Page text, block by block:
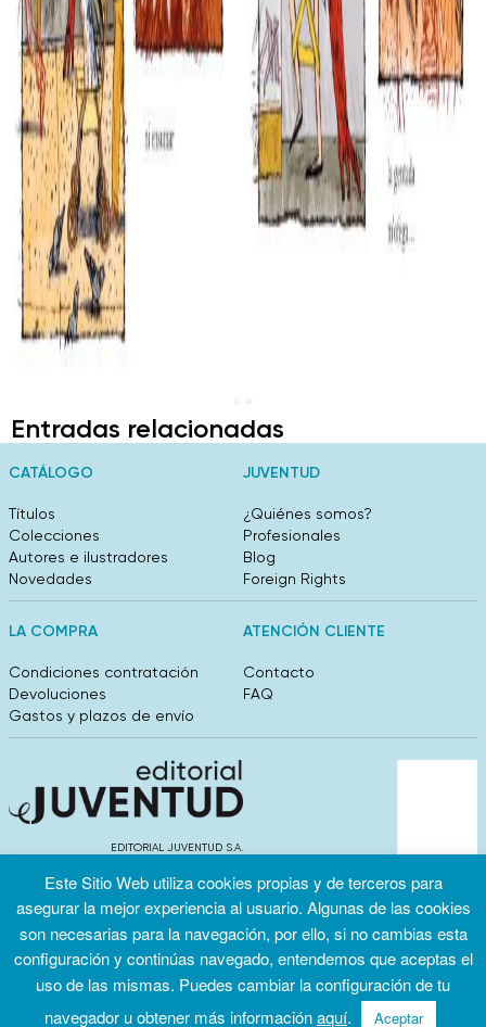
Entradas relacionadas
CATÁLOGO
Títulos
Colecciones
Autores e ilustradores
Novedades
JUVENTUD
¿Quiénes somos?
Profesionales
Blog
Foreign Rights
LA COMPRA
Condiciones contratación
Devoluciones
Gastos y plazos de envío
ATENCIÓN CLIENTE
Contacto
FAQ
EDITORIAL JUVENTUD S.A.
info@editorialjuventud.es
(+34) 93 444 18 00
Condiciones Política de Política de
Este Sitio Web utiliza cookies propias y de terceros para
asegurar la mejor experiencia al usuario. Algunas de las cookies
son necesarias para la navegación, por ello, si no cambias esta
configuración y continúas navegado, entendemos que aceptas el
uso de las mismas. Puedes cambiar la configuración de tu
navegador u obtener más informaciónaquí. Aceptar